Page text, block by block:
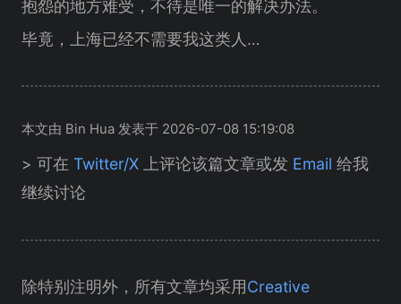
抱怨的地方难受，不待是唯一的解决办法。
毕竟，上海已经不需要我这类人…
本文由 Bin Hua 发表于 2026-07-08 15:19:08
> 可在 Twitter/X 上评论该篇文章或发 Email 给我
继续讨论
除特别注明外，所有文章均采用Creative